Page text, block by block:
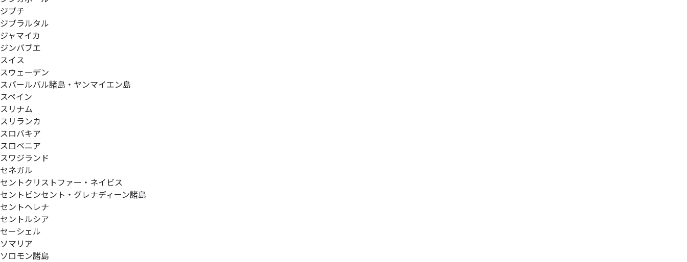
ジブチ
ジブラルタル
ジャマイカ
ジンバブエ
スイス
スウェーデン
スバールバル諸島・ヤンマイエン島
スペイン
スリナム
スリランカ
スロバキア
スロベニア
スワジランド
セネガル
セントクリストファー・ネイビス
セントビンセント・グレナディーン諸島
セントヘレナ
セントルシア
セーシェル
ソマリア
ソロモン諸島